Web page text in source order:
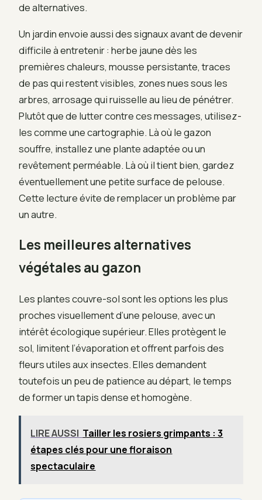
de alternatives.
Un jardin envoie aussi des signaux avant de devenir
difficile à entretenir : herbe jaune dès les
premières chaleurs, mousse persistante, traces
de pas qui restent visibles, zones nues sous les
arbres, arrosage qui ruisselle au lieu de pénétrer.
Plutôt que de lutter contre ces messages, utilisez-
les comme une cartographie. Là où le gazon
souffre, installez une plante adaptée ou un
revêtement perméable. Là où il tient bien, gardez
éventuellement une petite surface de pelouse.
Cette lecture évite de remplacer un problème par
un autre.
Les meilleures alternatives
végétales au gazon
Les plantes couvre-sol sont les options les plus
proches visuellement d’une pelouse, avec un
intérêt écologique supérieur. Elles protègent le
sol, limitent l’évaporation et offrent parfois des
fleurs utiles aux insectes. Elles demandent
toutefois un peu de patience au départ, le temps
de former un tapis dense et homogène.
LIRE AUSSI Tailler les rosiers grimpants : 3
étapes clés pour une floraison
spectaculaire